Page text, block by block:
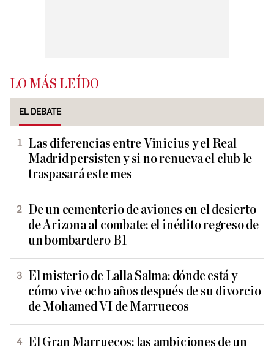
LO MÁS LEÍDO
EL DEBATE
Las diferencias entre Vinicius y el Real
Madrid persisten y si no renueva el club le
traspasará este mes
De un cementerio de aviones en el desierto
de Arizona al combate: el inédito regreso de
un bombardero B1
El misterio de Lalla Salma: dónde está y
cómo vive ocho años después de su divorcio
de Mohamed VI de Marruecos
El Gran Marruecos: las ambiciones de un